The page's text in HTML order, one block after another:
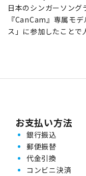
日本のシンガーソング
『CanCam』専属モ
ス」に参加したことで
お支払い方法
銀行振込
郵便振替
代金引換
コンビニ決済